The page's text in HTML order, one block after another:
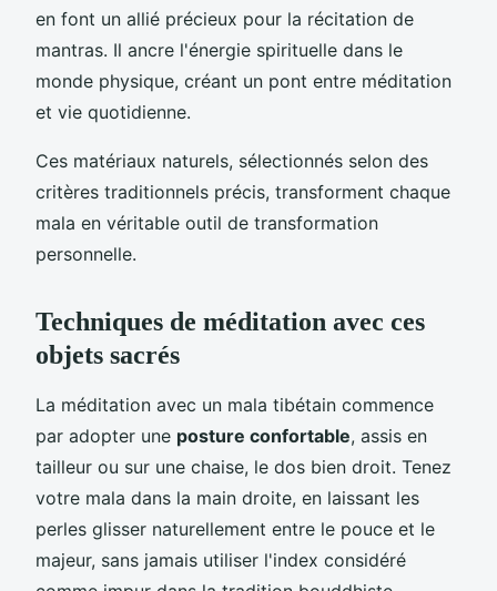
en font un allié précieux pour la récitation de
mantras. Il ancre l'énergie spirituelle dans le
monde physique, créant un pont entre méditation
et vie quotidienne.
Ces matériaux naturels, sélectionnés selon des
critères traditionnels précis, transforment chaque
mala en véritable outil de transformation
personnelle.
Techniques de méditation avec ces
objets sacrés
La méditation avec un mala tibétain commence
par adopter une posture confortable, assis en
tailleur ou sur une chaise, le dos bien droit. Tenez
votre mala dans la main droite, en laissant les
perles glisser naturellement entre le pouce et le
majeur, sans jamais utiliser l'index considéré